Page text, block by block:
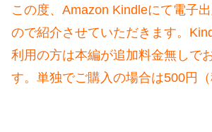
この度、Amazon Kindleにて電子
ので紹介させていただきます。
利用の方は本編が追加料金無しで
す。単独でご購入の場合は500円（